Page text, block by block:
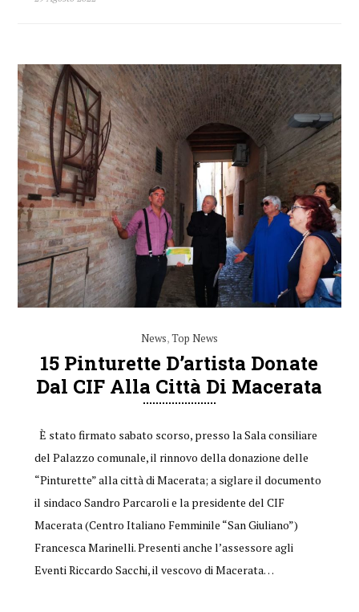
News,Top News
15 Pinturette D’artista Donate
Dal CIF Alla Città Di Macerata
È stato firmato sabato scorso, presso la Sala consiliare
del Palazzo comunale, il rinnovo della donazione delle
“Pinturette” alla città di Macerata; a siglare il documento
il sindaco Sandro Parcaroli e la presidente del CIF
Macerata (Centro Italiano Femminile “San Giuliano”)
Francesca Marinelli. Presenti anche l’assessore agli
Eventi Riccardo Sacchi, il vescovo di Macerata…